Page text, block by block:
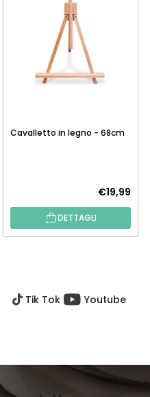
Cavalletto in legno - 68cm
€19,99
DETTAGLI
Tik Tok Youtube